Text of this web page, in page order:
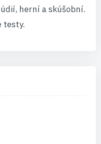
herní a skúšobní.
testy.